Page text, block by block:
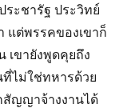
ะชารัฐ ประวิทย์
แต่พรรคของเขาก็
เขายังพูดคุยถึง
ไม่ใช่ทหารด้วย
สัญญาจ้างงานได้